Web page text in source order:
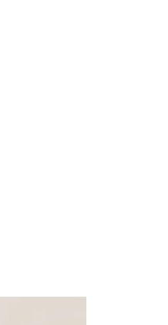
」服務完成之
關給付款項請
方可使用
司不負相關責
公司將視審查
意使用之情
採取法律行